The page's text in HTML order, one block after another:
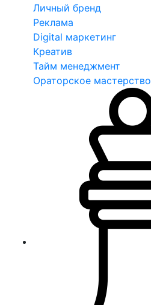
Личный бренд
Реклама
Digital маркетинг
Креатив
Тайм менеджмент
Ораторское мастерство